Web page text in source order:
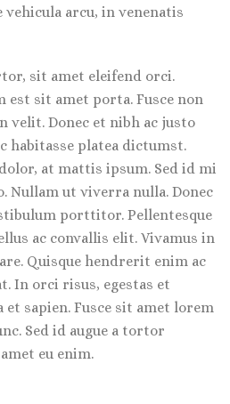
vehicula arcu, in venenatis
sit amet eleifend orci.
est sit amet porta. Fusce non
velit. Donec et nibh ac justo
habitasse platea dictumst.
at mattis ipsum. Sed id mi
Nullam ut viverra nulla. Donec
porttitor. Pellentesque
ac convallis elit. Vivamus in
Quisque hendrerit enim ac
In orci risus, egestas et
et sapien. Fusce sit amet lorem
Sed id augue a tortor
eu enim.